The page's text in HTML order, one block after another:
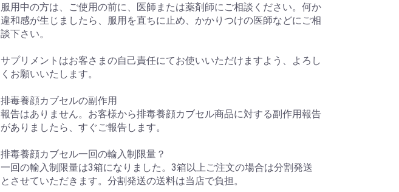
服用中の方は、ご使用の前に、医師または薬剤師にご相談ください。何か
違和感が生じましたら、服用を直ちに止め、かかりつけの医師などにご相
談下さい。
サプリメントはお客さまの自己責任にてお使いいただけますよう、よろし
くお願いいたします。
排毒養顔カブセルの副作用
報告はありません。お客様から排毒養顔カブセル商品に対する副作用報告
がありましたら、すぐご報告します。
排毒養顔カブセル一回の輸入制限量？
一回の輸入制限量は3箱になりました。3箱以上ご注文の場合は分割発送
とさせていただきます。分割発送の送料は当店で負担。